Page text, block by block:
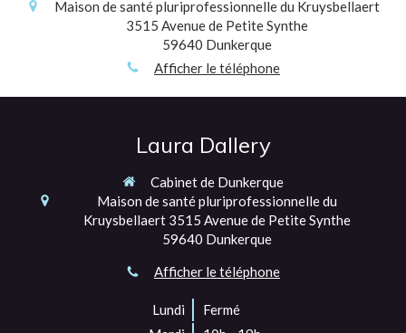
Maison de santé pluriprofessionnelle du Kruysbellaert
3515 Avenue de Petite Synthe
59640 Dunkerque
Afficher le téléphone
Laura Dallery
Cabinet de Dunkerque
Maison de santé pluriprofessionnelle du
Kruysbellaert 3515 Avenue de Petite Synthe
59640 Dunkerque
Afficher le téléphone
Lundi
Fermé